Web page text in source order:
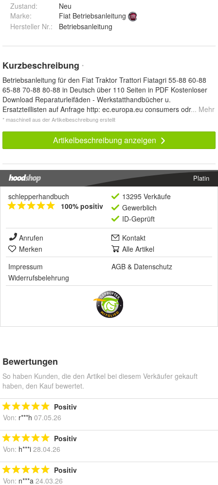
Zustand:
Neu
Marke:
Fiat Betriebsanleitung
Hersteller Nr.:
Betriebsanleitung
Kurzbeschreibung *
Betriebsanleitung für den Fiat Traktor Trattori Fiatagri 55-88 60-88
65-88 70-88 80-88 in Deutsch über 110 Seiten in PDF Kostenloser
Download Reparaturleifäden - Werkstatthandbücher u.
Ersatzteillisten auf Anfrage http: ec.europa.eu consumers odr... Mehr
* maschinell aus der Artikelbeschreibung erstellt
Artikelbeschreibung anzeigen
Platin
schlepperhandbuch
100% positiv
13295 Verkäufe
Gewerblich
ID-Geprüft
Anrufen
Kontakt
Merken
Alle Artikel
Impressum
AGB & Datenschutz
Widerrufsbelehrung
Bewertungen
So haben Kunden, die den Artikel bei diesem Verkäufer gekauft
haben, den Kauf bewertet.
Positiv
Von: r***h 07.05.26
Positiv
Von: h***i 28.04.26
Positiv
Von: n***a 24.03.26